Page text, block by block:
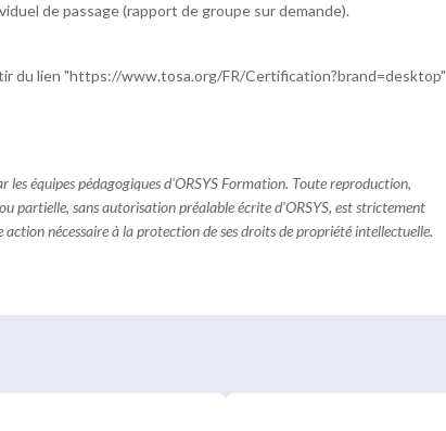
de passage (rapport de groupe sur demande).
du lien "https://www.tosa.org/FR/Certification?brand=desktop"
équipes pédagogiques d'ORSYS Formation. Toute reproduction,
partielle, sans autorisation préalable écrite d'ORSYS, est strictement
nécessaire à la protection de ses droits de propriété intellectuelle.